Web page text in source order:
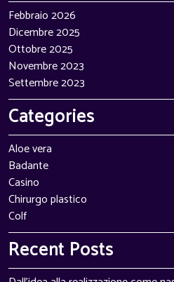
Febbraio 2026
Dicembre 2025
Ottobre 2025
Novembre 2023
Settembre 2023
Categories
Aloe vera
Badante
Casino
Chirurgo plastico
Colf
Recent Posts